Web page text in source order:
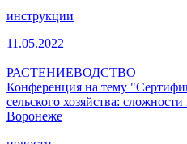
инструкции
11.05.2022
РАСТЕНИЕВОДСТВО
Конференция на тему
сельского хозяйства:
Воронеже